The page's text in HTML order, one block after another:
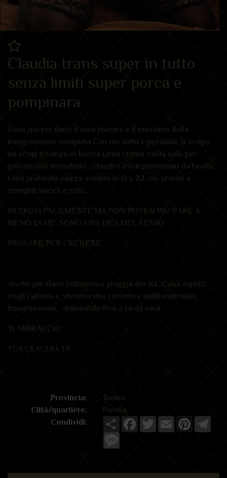
Claudia trans super in tutto
senza limiti super porca e
pompinara
Sono qui per darvi il vero piacere e il massimo della
trasgressione completa Con me tutto è possibile, ti scopo
mi scopi ti vengo in bocca tanta crema calda solo per
golosissimi intenditori....chiedi e avrai preliminari da favola.
Gola profonda cazzo sempre in tiro 22 cm. pronto a
riempirti bocca e culo..
MI TROVI FACILMENTE MA NON POTRAI PIU' FARE A
MENO DI ME. SONO UNA DEA DEL SESSO
PROVARE PER CREDERE
Anche per slave sottomessi pioggia dorata...Cosa aspetti
cogli l'attimo e, vivremo una rovente e indimenticabile
trasgressione... disponibile fino a tarda sera...
TI ABBRACCIO
TUA CLAUDIA TX
Provincia:
Torino
Città/quartiere:
Parella
Condividi:
Share Facebook
TwitterEmail Pinterest
Message